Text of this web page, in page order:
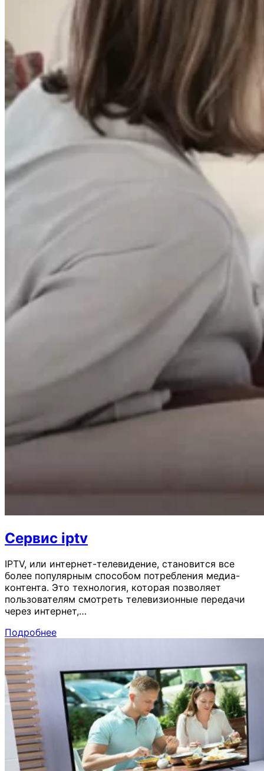
Cервис iptv
IPTV, или интернет-телевидение, становится все
более популярным способом потребления медиа-
контента. Это технология, которая позволяет
пользователям смотреть телевизионные передачи
через интернет,…
Подробнее